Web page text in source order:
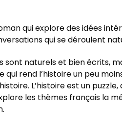
qui explore des idées
qui se déroulent
sont naturels et bien écrits,
qui rend l’histoire un peu
L’histoire est un
les thèmes français la